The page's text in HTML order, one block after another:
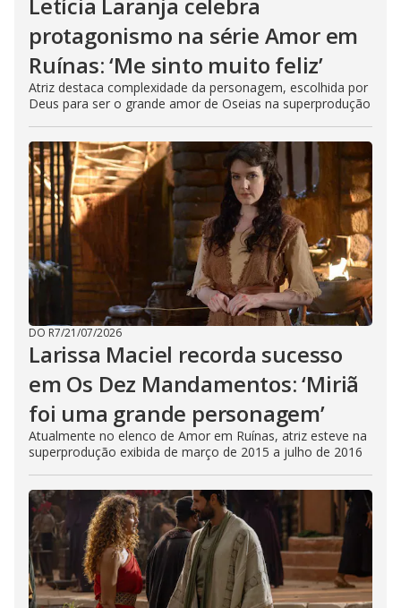
Letícia Laranja celebra
protagonismo na série Amor em
Ruínas: ‘Me sinto muito feliz’
Atriz destaca complexidade da personagem, escolhida por
Deus para ser o grande amor de Oseias na superprodução
DO R7/21/07/2026
Larissa Maciel recorda sucesso
em Os Dez Mandamentos: ‘Miriã
foi uma grande personagem’
Atualmente no elenco de Amor em Ruínas, atriz esteve na
superprodução exibida de março de 2015 a julho de 2016